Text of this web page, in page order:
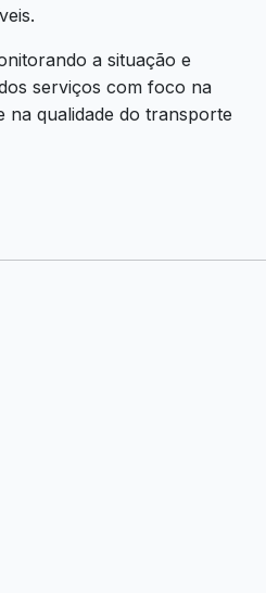
a situação e
serviços com foco na
na qualidade do transporte